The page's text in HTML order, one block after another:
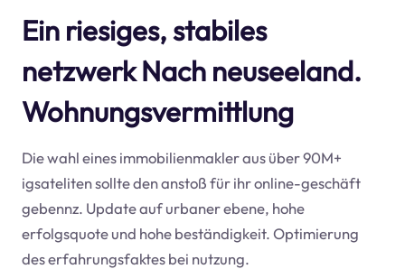
Ein riesiges, stabiles
netzwerk Nach neuseeland.
Wohnungsvermittlung
Die wahl eines immobilienmakler aus über 90M+
igsateliten sollte den anstoß für ihr online-geschäft
gebennz. Update auf urbaner ebene, hohe
erfolgsquote und hohe beständigkeit. Optimierung
des erfahrungsfaktes bei nutzung.